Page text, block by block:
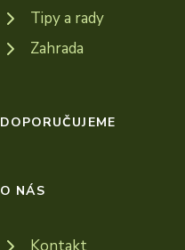
Tipy a rady
Zahrada
DOPORUČUJEME
O NÁS